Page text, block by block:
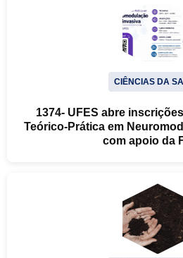
CIÊNCIAS DA
1374- UFES abre
Teórico-Prática em